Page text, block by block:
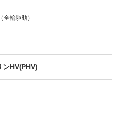
（全輪駆動）
ンHV(PHV)